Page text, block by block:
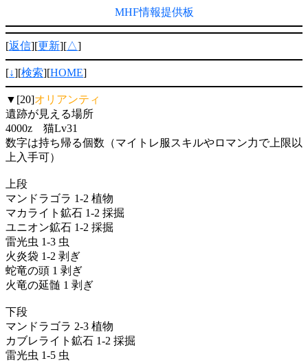
MHF情報提供板
[返信][更新][△]
[↓][検索][HOME]
▼[20]オリアンティ
遺跡が見える場所
4000z 猫Lv31
数字は持ち帰る個数（マイトレ服スキルやロマン力で上限以
上入手可）
上段
マンドラゴラ 1-2 植物
マカライト鉱石 1-2 採掘
ユニオン鉱石 1-2 採掘
雷光虫 1-3 虫
火炎袋 1-2 剥ぎ
蛇竜の頭 1 剥ぎ
火竜の延髄 1 剥ぎ
下段
マンドラゴラ 2-3 植物
カブレライト鉱石 1-2 採掘
雷光虫 1-5 虫